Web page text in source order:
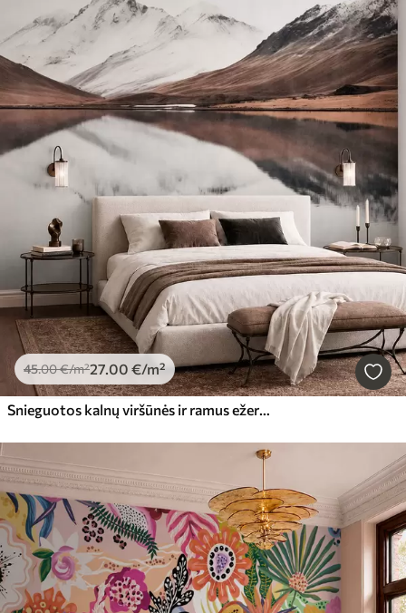
45.00€/m²27 .00 €/m²